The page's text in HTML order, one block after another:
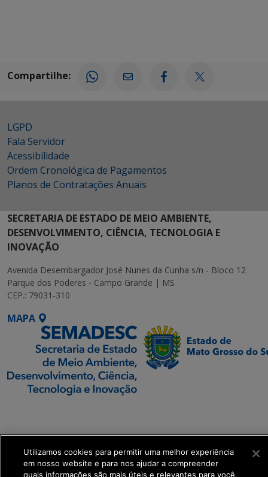
Compartilhe:
LGPD
Fala Servidor
Acessibilidade
Ordem Cronológica de Pagamentos
Planos de Contratações Anuais
SECRETARIA DE ESTADO DE MEIO AMBIENTE,
DESENVOLVIMENTO, CIÊNCIA, TECNOLOGIA E
INOVAÇÃO
Avenida Desembargador José Nunes da Cunha s/n - Bloco 12
Parque dos Poderes - Campo Grande | MS
CEP.: 79031-310
MAPA
Transformação Digital
get_footer();
Utilizamos cookies para permitir uma melhor experiência
em nosso website e para nos ajudar a compreender
quais informações são mais úteis e relevantes para você.